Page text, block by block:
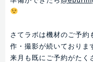
さてラボは機材のご予約
作・撮影が続いておりま
来月も既にご予約がたく